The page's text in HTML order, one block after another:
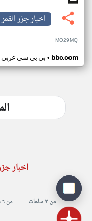
اخبار جزر القمر
MO29MQ
بي بي سي عربي• bbc.com
اخبار
من ٣ ساعات من ٦ ساعات